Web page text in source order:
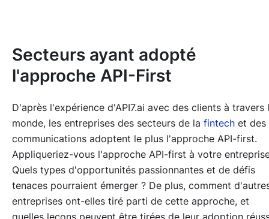
Secteurs ayant adopté
l'approche API-First
D'après l'expérience d'API7.ai avec des clients à travers
monde, les entreprises des secteurs de la fintech et des
communications adoptent le plus l'approche API-first.
Appliqueriez-vous l'approche API-first à votre
Quels types d'opportunités passionnantes et de défis
tenaces pourraient émerger ? De plus, comment
entreprises ont-elles tiré parti de cette approche, et